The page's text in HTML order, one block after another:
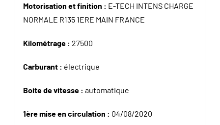
Motorisation et finition : E-TECH INTENS CHARGE
NORMALE R135 1ERE MAIN FRANCE
Kilométrage : 27500
Carburant : électrique
Boite de vitesse : automatique
1ère mise en circulation : 04/08/2020